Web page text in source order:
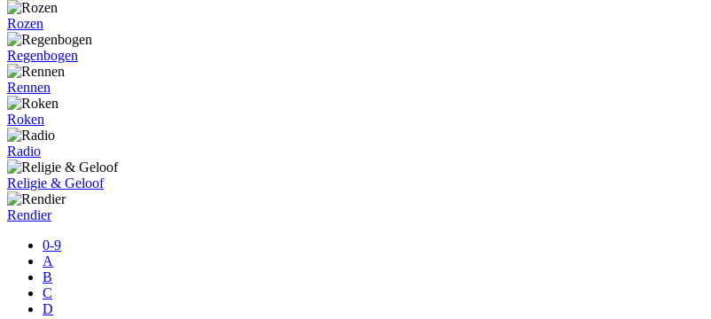
Rozen
Regenbogen
Rennen
Roken
Radio
Religie & Geloof
Rendier
0-9
A
B
C
D